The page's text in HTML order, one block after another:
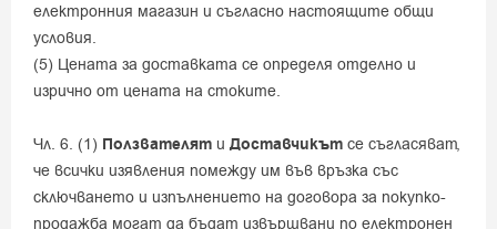
електронния магазин и съгласно настоящите общи
условия.
(5) Цената за доставката се определя отделно и
изрично от цената на стоките.
Чл. 6. (1) Ползвателят и Доставчикът се съгласяват,
че всички изявления помежду им във връзка със
сключването и изпълнението на договора за покупко-
продажба могат да бъдат извършвани по електронен